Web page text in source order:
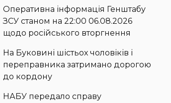
Оперативна інформація Генштабу
ЗСУ станом на 22:00 06.08.2026
щодо російського вторгнення
На Буковині шістьох чоловіків і
переправника затримано дорогою
до кордону
НАБУ передало справу